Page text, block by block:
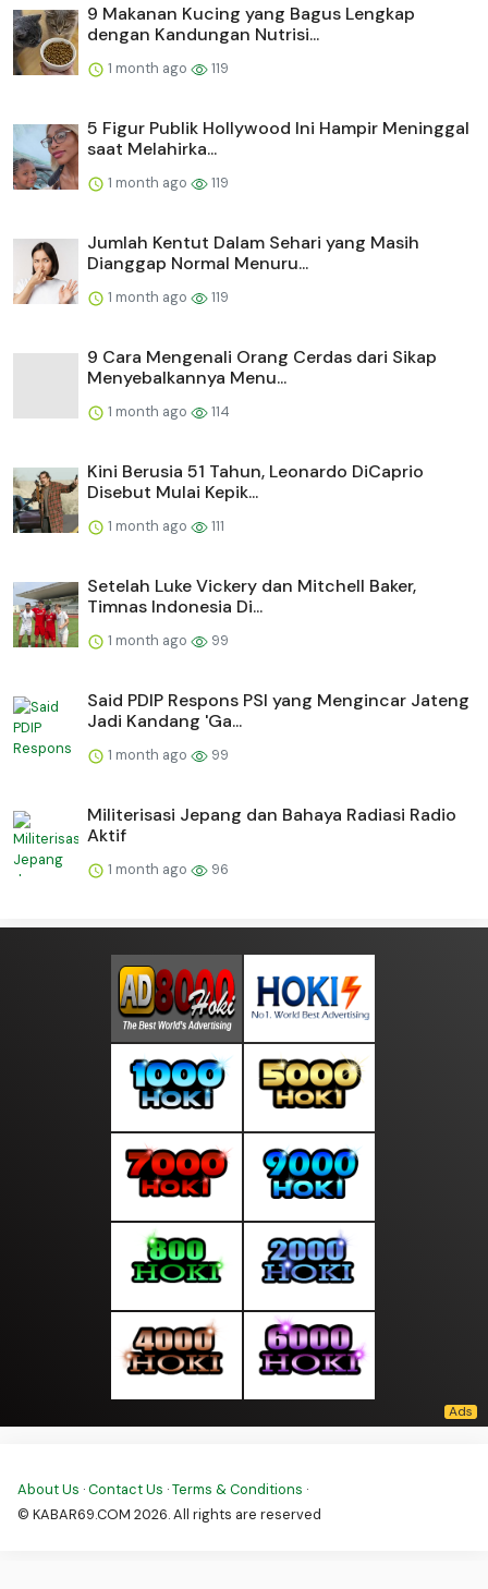
9 Makanan Kucing yang Bagus Lengkap
dengan Kandungan Nutrisi...
1 month ago 119
5 Figur Publik Hollywood Ini Hampir Meninggal
saat Melahirka...
1 month ago 119
Jumlah Kentut Dalam Sehari yang Masih
Dianggap Normal Menuru...
1 month ago 119
9 Cara Mengenali Orang Cerdas dari Sikap
Menyebalkannya Menu...
1 month ago 114
Kini Berusia 51 Tahun, Leonardo DiCaprio
Disebut Mulai Kepik...
1 month ago 111
Setelah Luke Vickery dan Mitchell Baker,
Timnas Indonesia Di...
1 month ago 99
Said PDIP Respons PSI yang Mengincar Jateng
Jadi Kandang 'Ga...
1 month ago 99
Militerisasi Jepang dan Bahaya Radiasi Radio
Aktif
1 month ago 96
About Us ·Contact Us ·Terms & Conditions ·
© KABAR69.COM 2026. All rights are reserved